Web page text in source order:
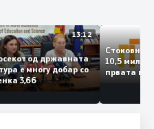
13:12
Просекот од државната
матура е многу добар со
оценка 3,66
10,5
првата